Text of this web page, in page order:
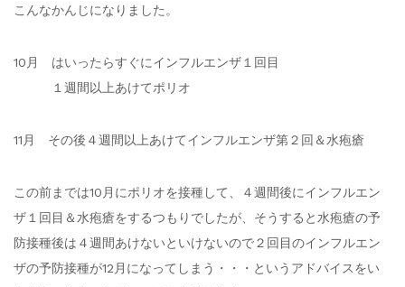
こんなかんじになりました。
10月 はいったらすぐにインフルエンザ１回目
１週間以上あけてポリオ
11月 その後４週間以上あけてインフルエンザ第２回＆水疱瘡
この前までは10月にポリオを接種して、４週間後にインフルエン
ザ１回目＆水疱瘡をするつもりでしたが、そうすると水疱瘡の予
防接種後は４週間あけないといけないので２回目のインフルエン
ザの予防接種が12月になってしまう・・・というアドバイスをい